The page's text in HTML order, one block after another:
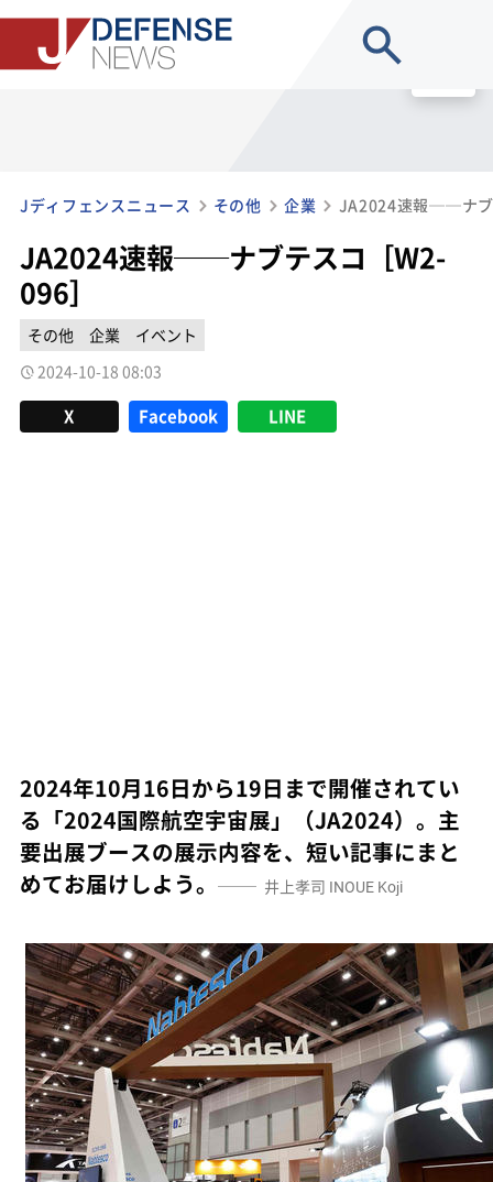
Jディフェンスニュース その他 企業 JA2024速報──ナ
JA2024速報──ナブテスコ［W2-
096］
その他 企業
イベント
2024-10-18 08:03
X Facebook LINE
2024年10月16日から19日まで開催されてい
る「2024国際航空宇宙展」（JA2024）。主
要出展ブースの展示内容を、短い記事にまと
めてお届けしよう。
井上孝司 INOUE Koji